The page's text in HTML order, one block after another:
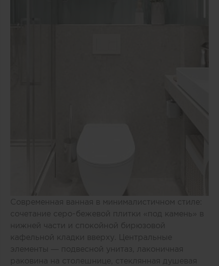
Современная ванная в минималистичном стиле:
сочетание серо-бежевой плитки «под камень» в
нижней части и спокойной бирюзовой
кафельной кладки вверху. Центральные
элементы — подвесной унитаз, лаконичная
раковина на столешнице, стеклянная душевая